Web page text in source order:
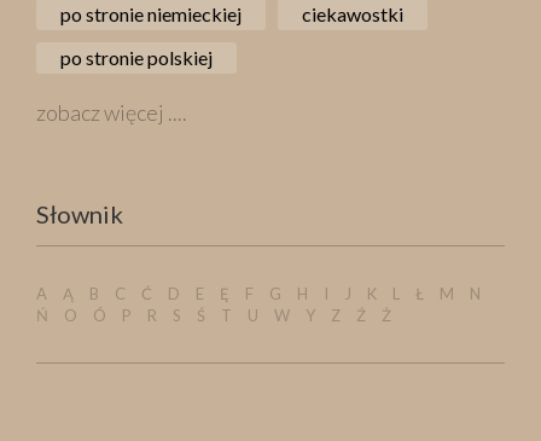
po stronie niemieckiej
ciekawostki
po stronie polskiej
zobacz więcej ....
Słownik
A Ą B C Ć D E Ę F G H I J K L Ł M N
Ń O Ó P R S Ś T U W Y Z Ź Ż